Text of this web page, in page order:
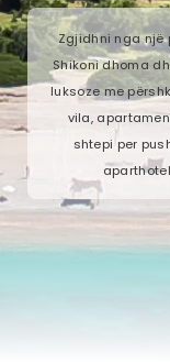
Zgjidhni nga një
Shikoni dhoma
luksoze me
vila,
shtepi per